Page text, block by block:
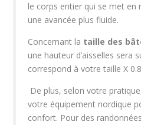
le corps entier qui se met
une avancée plus fluide.
Concernant la taille des
une hauteur d’aisselles sera
correspond à votre taille X
De plus, selon votre
votre équipement nordique
confort. Pour des